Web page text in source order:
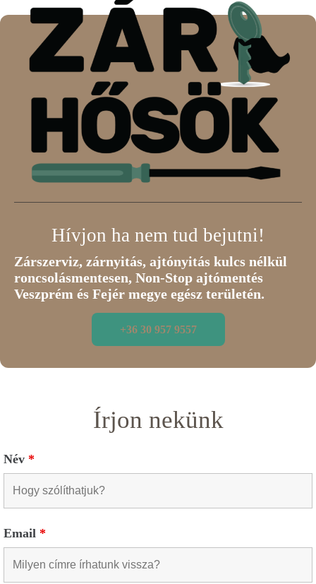
Hívjon ha nem tud bejutni!
Zárszerviz, zárnyitás, ajtónyitás kulcs nélkül
roncsolásmentesen, Non-Stop ajtómentés
Veszprém és Fejér megye egész területén.
+36 30 957 9557
Írjon nekünk
Név *
Email *